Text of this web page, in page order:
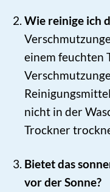
Wie reinige ich
einem feuchten
nicht in der
Trockner
Bietet das
vor der Sonne?